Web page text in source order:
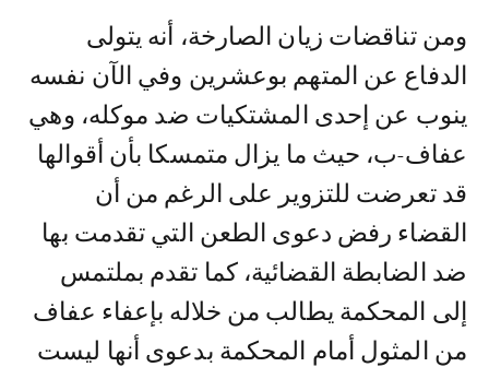
ومن تناقضات زيان الصارخة، أنه يتولى
الدفاع عن المتهم بوعشرين وفي الآن نفسه
ينوب عن إحدى المشتكيات ضد موكله، وهي
عفاف-ب، حيث ما يزال متمسكا بأن أقوالها
قد تعرضت للتزوير على الرغم من أن
القضاء رفض دعوى الطعن التي تقدمت بها
ضد الضابطة القضائية، كما تقدم بملتمس
إلى المحكمة يطالب من خلاله بإعفاء عفاف
من المثول أمام المحكمة بدعوى أنها ليست